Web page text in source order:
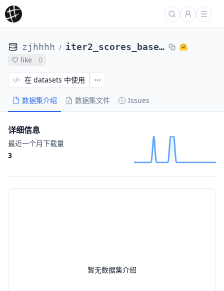
zjhhhh / iter2_scores_base_39
like 0
数据集介绍 数据集文件 Issues
在 datasets 中使用
暂无数据集介绍
详细信息
最近一个月下载量
3